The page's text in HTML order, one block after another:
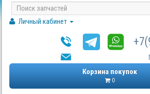
Личный кабинет
Корзина покупок
0